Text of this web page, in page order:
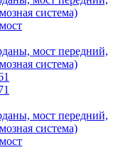
система)
мост передний,
система)
мост передний,
система)